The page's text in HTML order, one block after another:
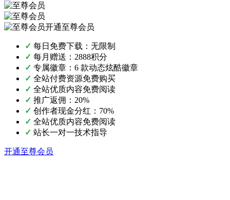
开通至尊会员
✓ 每日免费下载：无限制
✓ 每月赠送：2888积分
✓ 专属徽章：6 款动态炫酷徽章
✓ 全站付费资源免费购买
✓ 全站优质内容免费阅读
✓ 推广返佣：20%
✓ 创作者现金分红：70%
✓ 全站优质内容免费阅读
✓ 站长一对一技术指导
开通至尊会员